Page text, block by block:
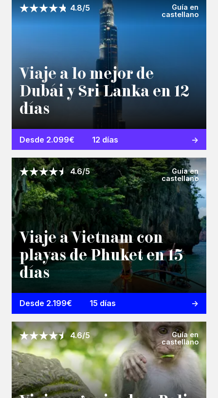
4.8/5
Guía en
castellano
Viaje a lo mejor de
Dubái y Sri Lanka en 12
días
Desde 2.099€ 12 días
4.6/5
Guía en
castellano
Viaje a Vietnam con
playas de Phuket en 15
días
Desde 2.199€ 15 días
4.6/5
Guía en
castellano